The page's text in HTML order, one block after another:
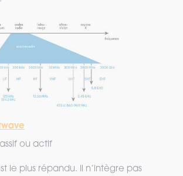
ou actif
le plus répandu. Il n’intègre pas